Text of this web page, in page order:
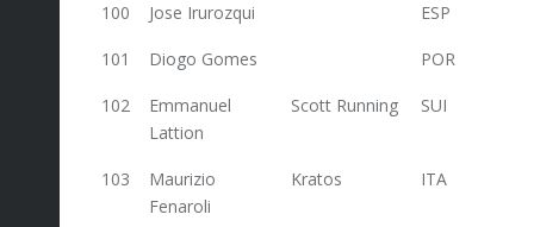
100 Jose Irurozqui ESP
101 Diogo Gomes POR
102
Emmanuel
Lattion
Scott Running SUI
103
Maurizio
Fenaroli
Kratos ITA